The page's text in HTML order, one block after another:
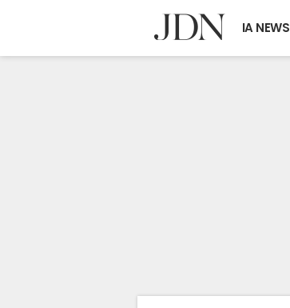
IA NEWS